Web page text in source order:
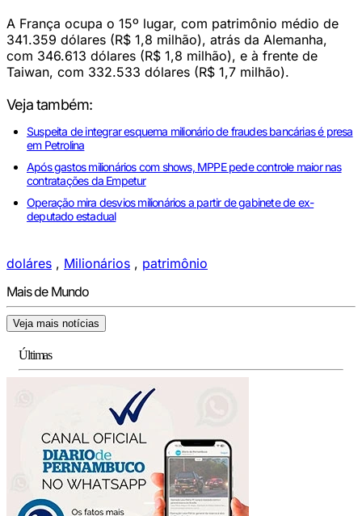
A França ocupa o 15º lugar, com patrimônio médio de
341.359 dólares (R$ 1,8 milhão), atrás da Alemanha,
com 346.613 dólares (R$ 1,8 milhão), e à frente de
Taiwan, com 332.533 dólares (R$ 1,7 milhão).
Veja também:
Suspeita de integrar esquema milionário de fraudes bancárias é presa
em Petrolina
Após gastos milionários com shows, MPPE pede controle maior nas
contratações da Empetur
Operação mira desvios milionários a partir de gabinete de ex-
deputado estadual
doláres , Milionários , patrimônio
Mais de Mundo
Veja mais notícias
Últimas